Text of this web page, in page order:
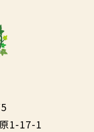
1-17-1